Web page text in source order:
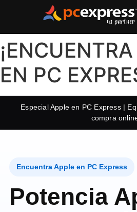
EN PC
Especial Apple en PC Express |
compra
Encuentra Apple en PC Express
Potencia